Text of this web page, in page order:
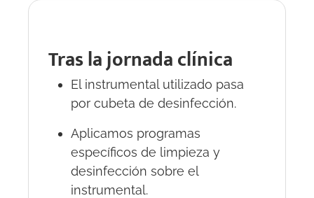
Tras la jornada clínica
El instrumental utilizado pasa
por cubeta de desinfección.
Aplicamos programas
específicos de limpieza y
desinfección sobre el
instrumental.